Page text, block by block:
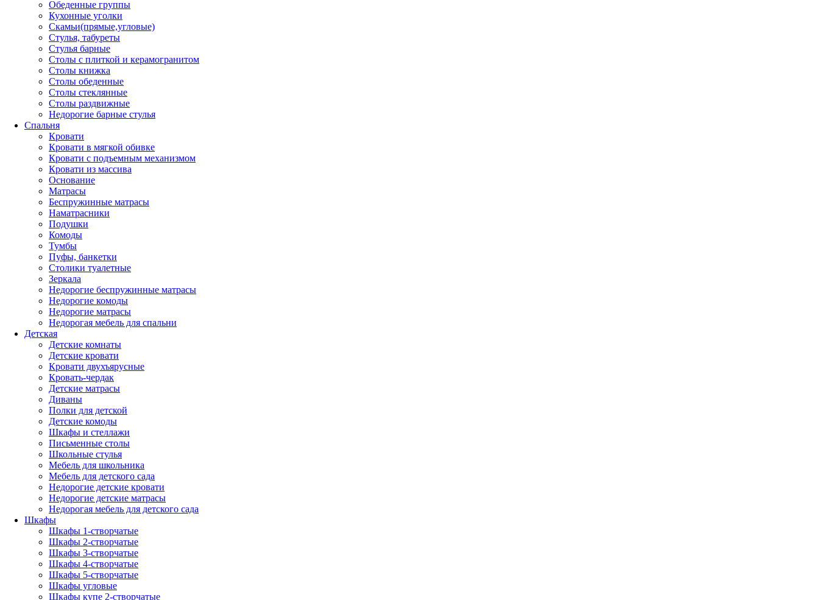
Обеденные группы
Кухонные уголки
Скамьи(прямые,угловые)
Стулья, табуреты
Стулья барные
Столы с плиткой и керамогранитом
Столы книжка
Столы обеденные
Столы стеклянные
Столы раздвижные
Недорогие барные стулья
Спальня
Кровати
Кровати в мягкой обивке
Кровати с подъемным механизмом
Кровати из массива
Основание
Матрасы
Беспружинные матрасы
Наматрасники
Подушки
Комоды
Тумбы
Пуфы, банкетки
Столики туалетные
Зеркала
Недорогие беспружинные матрасы
Недорогие комоды
Недорогие матрасы
Недорогая мебель для спальни
Детская
Детские комнаты
Детские кровати
Кровати двухъярусные
Кровать-чердак
Детские матрасы
Диваны
Полки для детской
Детские комоды
Шкафы и стеллажи
Письменные столы
Школьные стулья
Мебель для школьника
Мебель для детского сада
Недорогие детские кровати
Недорогие детские матрасы
Недорогая мебель для детского сада
Шкафы
Шкафы 1-створчатые
Шкафы 2-створчатые
Шкафы 3-створчатые
Шкафы 4-створчатые
Шкафы 5-створчатые
Шкафы угловые
Шкафы купе 2-створчатые